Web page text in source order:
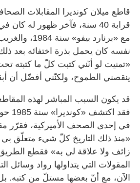
قاطع ميلان كونديرا المقابلات
قرابة 40 سنة، فآخر ظهور له
مع «برنارد بيفو»
نفسه كان يحمل بذرة اختفائه بعد
«تمنيت لو أنّني كتبت كلّ ما كتبته
ينقصني الطموح، ولكنّني أفضّل أن
قد يكون السبب المباشر لهذه
فقد
في إحدى الصحف الأميركية، فقرّر
«منذ ذلك التاريخ كلّ شيء متعلّق بي
زائف ولا علاقة لي به» فقطع
المقولات التي يتداولها رواد وسائل
الآن، مع أنّ بعضها مستلّ من كتبه.